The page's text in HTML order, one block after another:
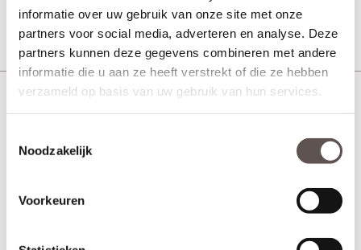
informatie over uw gebruik van onze site met onze
partners voor social media, adverteren en analyse. Deze
partners kunnen deze gegevens combineren met andere
informatie die u aan ze heeft verstrekt of die ze hebben
verzameld op basis van uw gebruik van hun services.
Noodzakelijk
Voorkeuren
Bekijk
CanDo ML 640 Gehard
Achterdeur
Vanaf € 707,-